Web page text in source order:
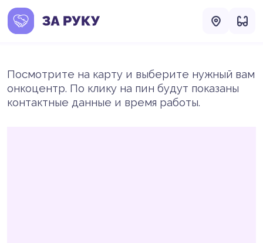
Посмотрите на карту и выберите нужный вам
онкоцентр. По клику на пин будут показаны
контактные данные и время работы.